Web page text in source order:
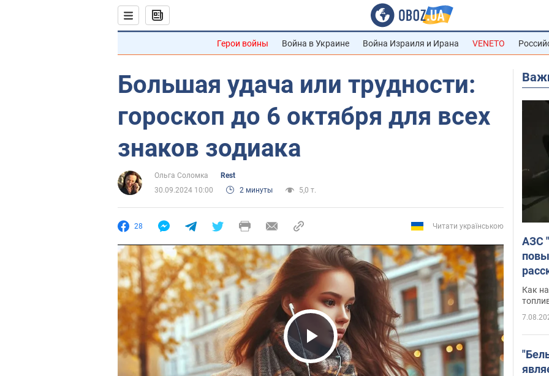
Герои войны Война в Украине Война Израиля и Ирана VENETO
Большая удача или трудности:
гороскоп до 6 октября для всех
знаков зодиака
Ольга Соломка
Rest
30.09.2024 10:00
2 минуты 5,0 т.
28 Читати українською
Play Video
АЗС
Как